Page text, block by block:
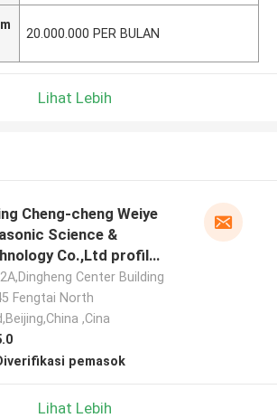
20.000.000 PER BULAN
Lihat Lebih
Cheng-cheng Weiye
Science &
Co.,Ltd profil
Center Building
Fengtai North
,Cina
pemasok
Lihat Lebih